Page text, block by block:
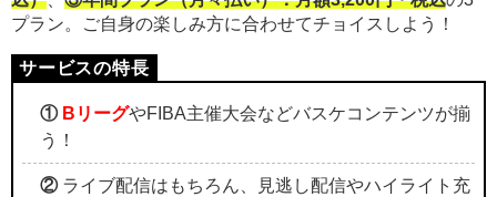
プラン。ご自身の楽しみ方に合わせてチョイスしよう！
① BリーグやFIBA主催大会などバスケコンテンツが揃
う！
②ライブ配信はもちろん、見逃し配信やハイライト充